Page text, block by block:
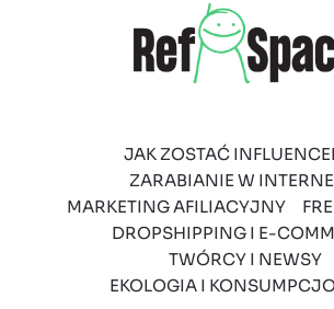
JAK ZOSTAĆ
ZARABIANIE W
MARKETING AFILIACYJNY
DROPSHIPPING I E-
TWÓRCY I NEWSY
EKOLOGIA I